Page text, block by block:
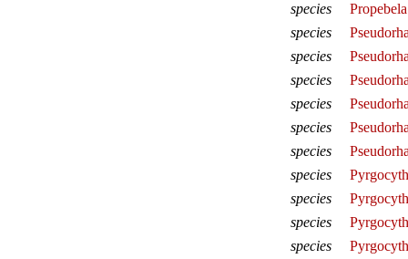
species
species
species
species
species
species
species
species
species
species
species